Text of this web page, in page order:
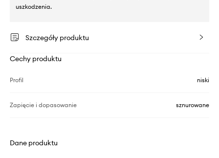
uszkodzenia.
Szczegóły produktu
Cechy produktu
Profil niski
Zapięcie i dopasowanie sznurowane
Dane produktu